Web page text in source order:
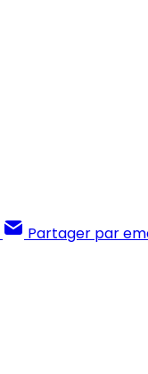
Partager par